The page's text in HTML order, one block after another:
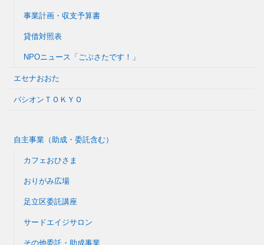
事業計画・収支予算書
貸借対照表
NPOニュース「ごぶさたです！」
エセナおおた
パシオンＴＯＫＹＯ
自主事業（助成・委託含む）
カフェおひさま
おりがみ広場
足立区委託講座
サードエイジサロン
その他委託・助成事業